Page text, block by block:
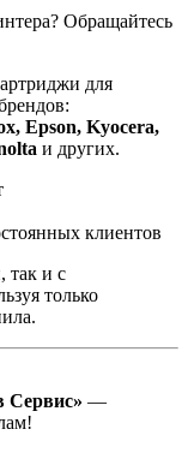
Обращайтесь
для
Epson, Kyocera,
и других.
клиентов
так и с
только
Сервис» —